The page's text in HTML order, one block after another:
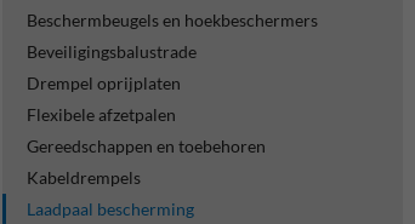
Beschermbeugels en hoekbeschermers
Beveiligingsbalustrade
Drempel oprijplaten
Flexibele afzetpalen
Gereedschappen en toebehoren
Kabeldrempels
Laadpaal bescherming